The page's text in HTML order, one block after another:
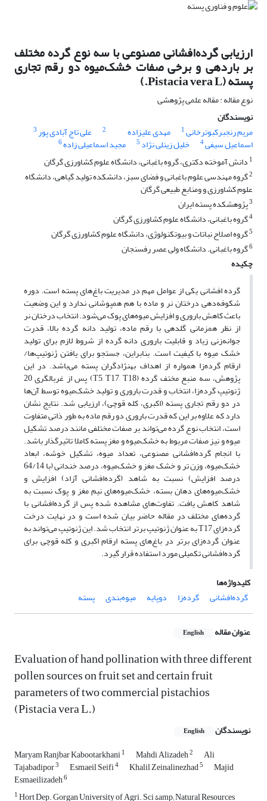
ارزیابی گرده‌افشانی مصنوعی با سه نوع گرده مختلف
بر باردهی و برخی صفات خشک‌میوه دو رقم تجاری
پسته (Pistacia vera L.)
نوع مقاله : مقاله علمی پژوهشی
نویسندگان
مریم رنجبرکبوترخانی1 مهدی علیزاده 2 علی تاج آبادی پور3
اسماعیل سیفی4 خلیل زینلی نژاد 5 مجید اسماعیلی زاده6
1 دانش آموخته دکتری، گروه باغبانی، دانشگاه علوم کشاورزی گرگان
2گروه مهندسی علوم باغبانی و فضای سبز، دانشکده تولید گیاهی، دانشگاه
علوم کشاورزی و ومنابع طبیعی گرگان
3پژوهشکده پسته ایران
4گروه باغبانی، دانشگاه علوم کشاورزی گرگان
5گروه اصلاح نباتات و بیوتکنولوژی، دانشگاه علوم کشاورزی گرگان
6گروه باغبانی. دانشگاه ولی عصر رفسنجان
چکیده
گرده افشانی یکی از عوامل مهم در مدیریت باغ‌های پسته است. دوره
شکوفه‌دهی درختان نر و ماده با هم همپوشانی ندارد و این وضعیت
باعث کاهش باروری و افزایش میوه‌های پوک می‌شود. انتخاب درختان نر
از نظر همزمانی گلدهی با رقم ماده، تولید دانه گرده بالا، قدرت
جوانه‌زنی زیاد و قابلیت باروری دانه گرده از شروط لازم برای تولید
خشک میوه با کیفیت است. بنابراین، جستجو برای یافتن ژنوتیپ‌ها/
ارقام گرده‌زا همواره از اهداف بهنژادگران پسته می‌باشد. در این
پژوهش، سه منبع مختف گرده (T5, T17, T18) پس از غربالگری 20
ژنوتیپ گرده‌زا، انتخاب و قدرت باروری و تولید خشک‌میوه توسط آن‌ها
در دو رقم تجاری پسته (اکبری، کله قوچی)، ارزیابی شد. نتایج نشان
دارد که علاوه بر این که قدرت باروری دو رقم ماده به طور ذاتی متفاوت
است، انتخاب نوع گرده می‌تواند بر صفات مختلفی مانند درصد تشکیل
‌میوه و نیز صفات مربوط به خشک‌میوه و مغز پسته کاملا تاثیرگذار باشد.
با انجام گرده‌افشانی مصنوعی، تعداد ‌میوه، تشکیل خوشه، ابعاد
خشک‌میوه، وزن تر و خشک مغز و خشک‌میوه، درصد خندانی (با 64/14
درصد افزایش) نسبت به شاهد (گرده‌افشانی آزاد) افزایش و
خشک‌میوه‌های دهان بسته، خشک‌میوه‌های نیم مغز و پوک نسبت به
شاهد کاهش یافت. تفاوت‌های مشاهده شده پس از گرده‌افشانی با
گرده‌های مختلف در مقاله حاضر بیان شده است و در نهایت درخت
گرده‌زای T17 به عنوان ژنوتیپ برتر انتخاب شد. این ژنوتیپ می‌تواند به
عنوان گرده‌زای برتر در باغ‌های پسته ارقام اکبری و کله قوچی برای
گرده‌افشانی تکمیلی مورد استفاده قرار گیرد.
کلیدواژه‌ها
گرده‌افشانی
گرده‌زا دوپایه میوه‌بندی پسته
عنوان مقاله English
Evaluation of hand pollination with three different
pollen sources on fruit set and certain fruit
parameters of two commercial pistachios
(Pistacia vera L.)
نویسندگان English
Maryam Ranjbar Kabootarkhani1 Mahdi Alizadeh2 Ali
Tajabadipor3 Esmaeil Seifi4 Khalil Zeinalinezhad5 Majid
Esmaeilizadeh6
1Hort Dep. Gorgan University of Agri. Sci &amp; Natural Resources